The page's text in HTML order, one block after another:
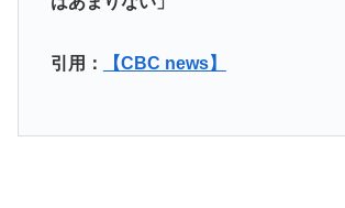
引用： 【CBC news】